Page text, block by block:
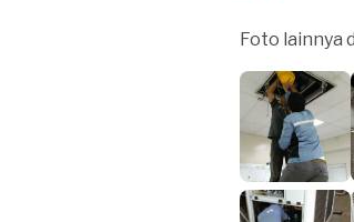
Foto lainnya